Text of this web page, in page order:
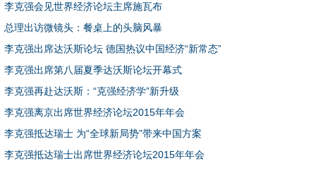
李克强会见世界经济论坛主席施瓦布
总理出访微镜头：餐桌上的头脑风暴
李克强出席达沃斯论坛 德国热议中国经济“新常态”
李克强出席第八届夏季达沃斯论坛开幕式
李克强再赴达沃斯：“克强经济学”新升级
李克强离京出席世界经济论坛2015年年会
李克强抵达瑞士 为“全球新局势”带来中国方案
李克强抵达瑞士出席世界经济论坛2015年年会